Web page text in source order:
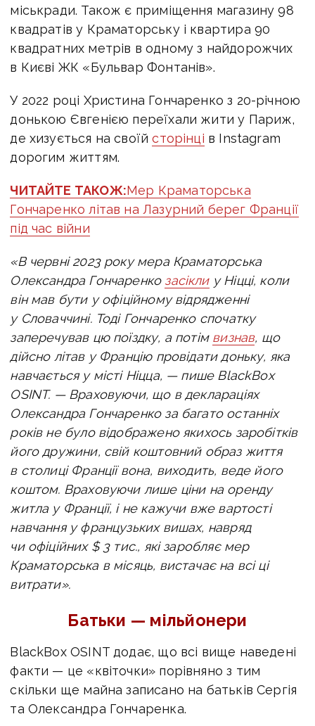
міськради. Також є приміщення магазину 98
квадратів у Краматорську і квартира 90
квадратних метрів в одному з найдорожчих
в Києві ЖК «Бульвар Фонтанів».
У 2022 році Христина Гончаренко з 20-річною
донькою Євгенією переїхали жити у Париж,
де хизується на своїйсторінці в Instagram
дорогим життям.
ЧИТАЙТЕ ТАКОЖ:Мер Краматорська
Гончаренко літав на Лазурний берег Франції
під час війни
«В червні 2023 року мера Краматорська
Олександра Гончаренко засіклиу Ніцці, коли
він мав бути у офіційному відрядженні
у Словаччині. Тоді Гончаренко спочатку
заперечував цю поїздку, а потім визнав, що
дійсно літав у Францію провідати доньку, яка
навчається у місті Ніцца, — пише BlackBox
OSINT. — Враховуючи, що в деклараціях
Олександра Гончаренко за багато останніх
років не було відображено якихось заробітків
його дружини, свій коштовний образ життя
в столиці Франції вона, виходить, веде його
коштом. Враховуючи лише ціни на оренду
житла у Франції, і не кажучи вже вартості
навчання у французьких вишах, навряд
чи офіційних $ 3 тис., які заробляє мер
Краматорська в місяць, вистачає на всі ці
витрати».
Батьки — мільйонери
BlackBox OSINT додає, що всі вище наведені
факти — це «квіточки» порівняно з тим
скільки ще майна записано на батьків Сергія
та Олександра Гончаренка.